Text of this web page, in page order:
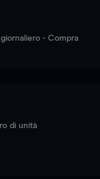
giornaliero - Compra
di unità